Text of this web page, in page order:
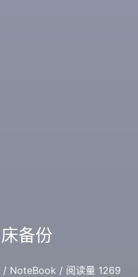
备份
NoteBook / 阅读量 1269